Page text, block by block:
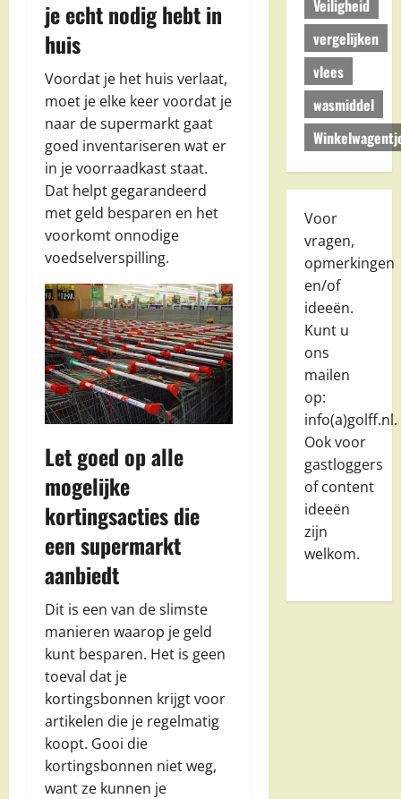
je echt nodig hebt in
huis
Voordat je het huis verlaat,
moet je elke keer voordat je
naar de supermarkt gaat
goed inventariseren wat er
in je voorraadkast staat.
Dat helpt gegarandeerd
met geld besparen en het
voorkomt onnodige
voedselverspilling.
Let goed op alle
mogelijke
kortingsacties die
een supermarkt
aanbiedt
Dit is een van de slimste
manieren waarop je geld
kunt besparen. Het is geen
toeval dat je
kortingsbonnen krijgt voor
artikelen die je regelmatig
koopt. Gooi die
kortingsbonnen niet weg,
want ze kunnen je
Veiligheid
vergelijken
vlees
wasmiddel
Voor
vragen,
opmerkingen
en/of
ideeën.
Kunt u
ons
mailen
op:
info(a)golff.nl.
Ook voor
gastloggers
of content
ideeën
zijn
welkom.